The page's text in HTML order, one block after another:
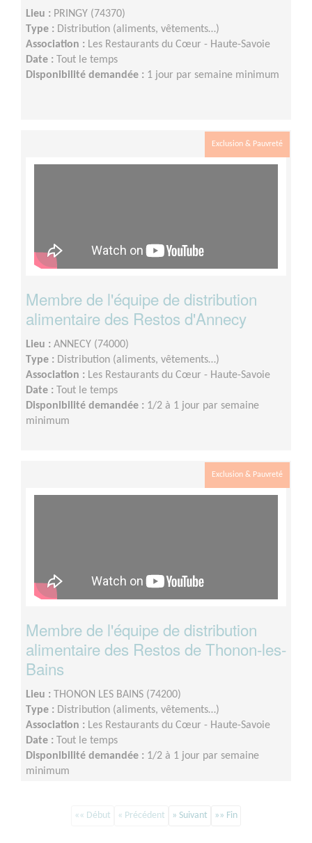
Lieu : PRINGY (74370)
Type : Distribution (aliments, vêtements…)
Association : Les Restaurants du Cœur - Haute-Savoie
Date : Tout le temps
Disponibilité demandée : 1 jour par semaine minimum
Exclusion & Pauvreté
Membre de l'équipe de distribution
alimentaire des Restos d'Annecy
Lieu : ANNECY (74000)
Type : Distribution (aliments, vêtements…)
Association : Les Restaurants du Cœur - Haute-Savoie
Date : Tout le temps
Disponibilité demandée : 1/2 à 1 jour par semaine
minimum
Exclusion & Pauvreté
Membre de l'équipe de distribution
alimentaire des Restos de Thonon-les-
Bains
Lieu : THONON LES BAINS (74200)
Type : Distribution (aliments, vêtements…)
Association : Les Restaurants du Cœur - Haute-Savoie
Date : Tout le temps
Disponibilité demandée : 1/2 à 1 jour par semaine
minimum
«« Début « Précédent » Suivant »» Fin